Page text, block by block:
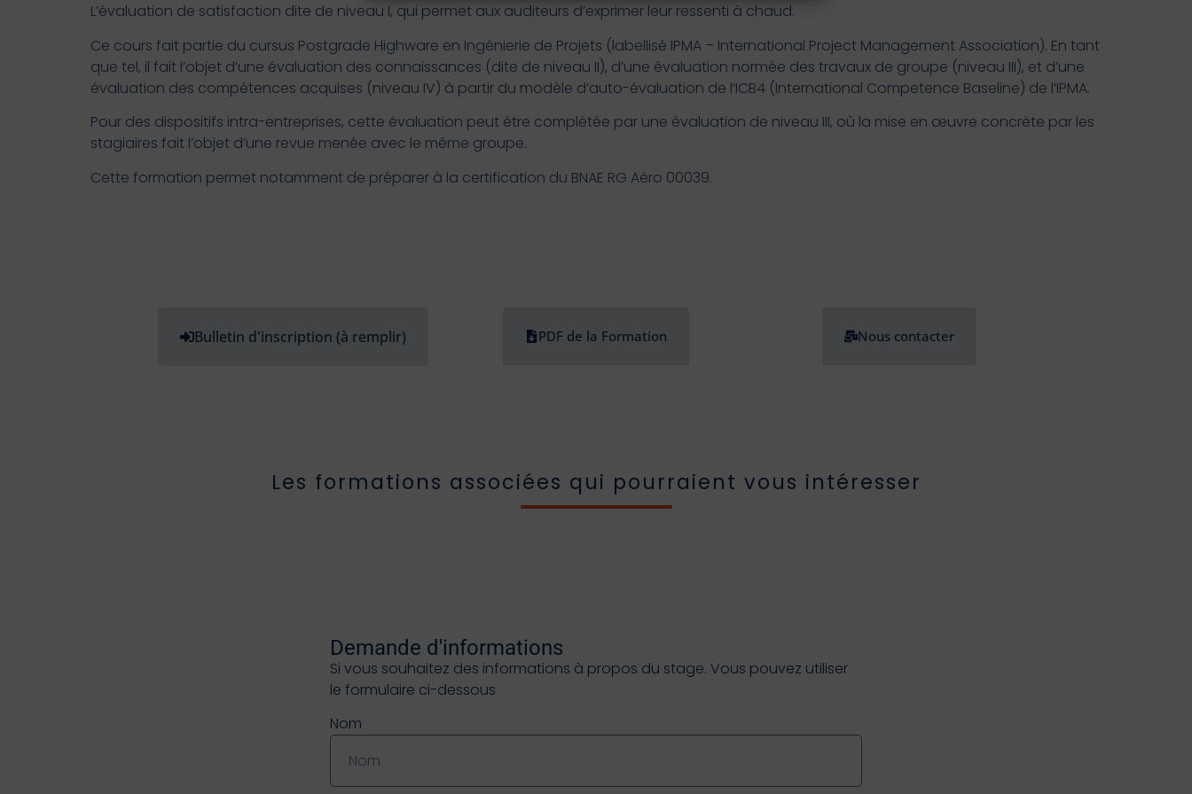
L’évaluation de satisfaction dite de niveau I, qui permet aux auditeurs d’exprimer leur ressenti à chaud.
Ce cours fait partie du cursus Postgrade Highware en Ingénierie de Projets (labellisé IPMA – International Project Management Association). En tant
que tel, il fait l’objet d’une évaluation des connaissances (dite de niveau II), d’une évaluation normée des travaux de groupe (niveau III), et d’une
évaluation des compétences acquises (niveau IV) à partir du modèle d’auto-évaluation de l’ICB4 (International Competence Baseline) de l’IPMA.
Pour des dispositifs intra-entreprises, cette évaluation peut être complétée par une évaluation de niveau III, où la mise en œuvre concrète par les
stagiaires fait l’objet d’une revue menée avec le même groupe.
Cette formation permet notamment de préparer à la certification du BNAE RG Aéro 00039.
Bulletin d'inscription (à remplir) PDF de la Formation Nous contacter
Les formations associées qui pourraient vous intéresser
Demande d'informations
Si vous souhaitez des informations à propos du stage. Vous pouvez utiliser
le formulaire ci-dessous
Nom